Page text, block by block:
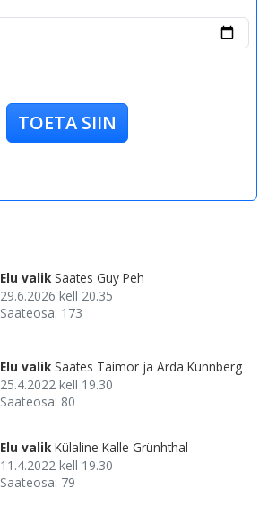
TOETA SIIN
Elu valik Saates Guy Peh
29.6.2026 kell 20.35
Saateosa: 173
Elu valik Saates Taimor ja Arda Kunnberg
25.4.2022 kell 19.30
Saateosa: 80
Elu valik Külaline Kalle Grünhthal
11.4.2022 kell 19.30
Saateosa: 79